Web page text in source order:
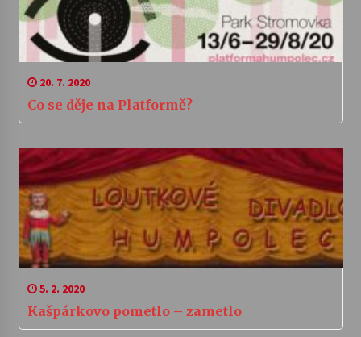
20. 7. 2020
Co se děje na Platformě?
5. 2. 2020
Kašpárkovo pometlo – zametlo